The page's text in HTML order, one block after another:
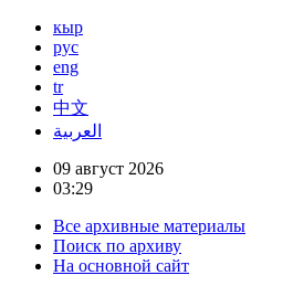
кыр
рус
eng
tr
中文
العربية
09 август 2026
03:29
Все архивные материалы
Поиск по архиву
На основной сайт